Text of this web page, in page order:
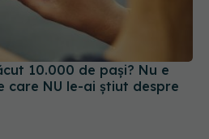
10.000 de pași? Nu e
care NU le-ai știut despre